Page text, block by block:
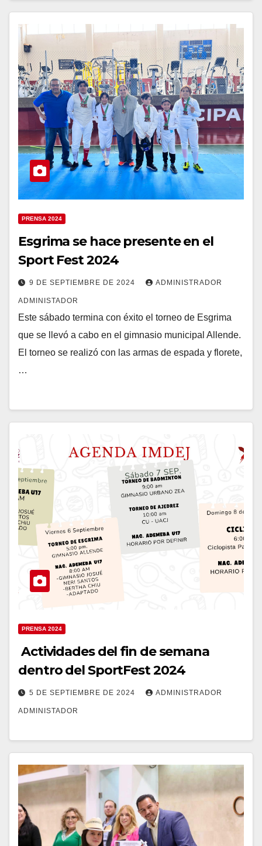
PRENSA 2024
Esgrima se hace presente en el
Sport Fest 2024
9 DE SEPTIEMBRE DE 2024 ADMINISTRADOR
ADMINISTADOR
Este sábado termina con éxito el torneo de Esgrima
que se llevó a cabo en el gimnasio municipal Allende.
El torneo se realizó con las armas de espada y florete,
…
PRENSA 2024
Actividades del fin de semana
dentro del SportFest 2024
5 DE SEPTIEMBRE DE 2024 ADMINISTRADOR
ADMINISTADOR